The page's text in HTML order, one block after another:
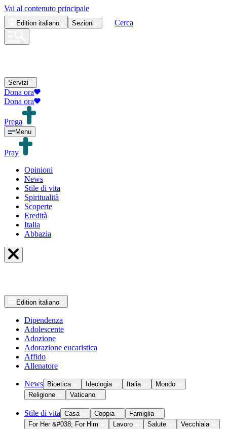
Vai al contenuto principale
Edition italiano Sezioni Cerca
Servizi
Dona ora
Dona ora
Prega
Menu
Pray
Opinioni
News
Stile di vita
Spiritualità
Scoperte
Eredità
Italia
Abbazia
Edition italiano
Dipendenza
Adolescente
Adozione
Adorazione eucaristica
Affido
Allenatore
News Bioetica Ideologia Italia
Mondo
Religione
Vaticano
Stile di vita Casa Coppia
Famiglia
For Her &#038; For Him
Lavoro Salute
Vecchiaia